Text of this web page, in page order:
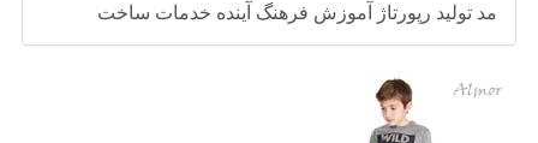
مد تولید رپورتاژ آموزش فرهنگ آینده خدمات ساخت